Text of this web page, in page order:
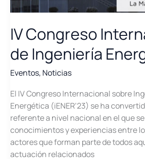
IV Congreso
de Ingeniería
Eventos, Noticias
El IV Congreso Internacional sobre
Energética (iENER‘23) se ha
referente a nivel nacional en el que
conocimientos y experiencias entre
actores que forman parte de todos
actuación relacionados